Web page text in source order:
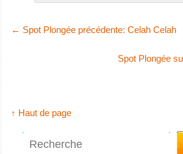
← Spot Plongée précédente: Celah Celah
Spot Plongée
↑ Haut de page